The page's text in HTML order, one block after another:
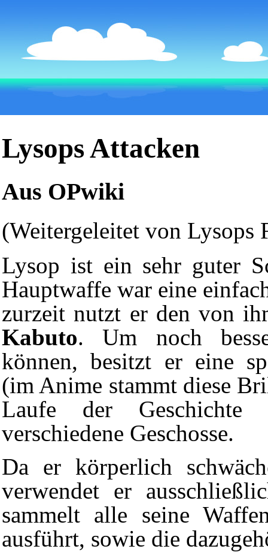
Lysops Attacken
Aus OPwiki
(Weitergeleitet von Lysops
Lysop ist ein sehr guter
Hauptwaffe war eine
zurzeit nutzt er den von
Kabuto. Um noch
können, besitzt er eine
(im Anime stammt diese
Laufe der Geschichte
verschiedene Geschosse.
Da er körperlich
verwendet er
sammelt alle seine
ausführt, sowie die